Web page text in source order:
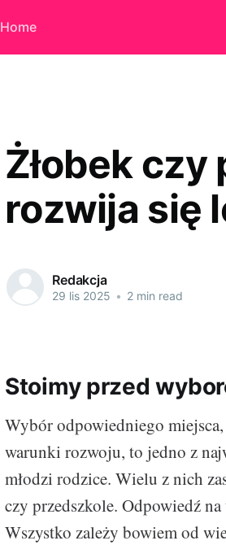
Home
Żłobek
rozwija się
Redakcja
29 lis 2025 • 2 min read
Stoimy przed
Wybór odpowiedniego
warunki rozwoju, to jedno z
młodzi rodzice. Wielu z nich
czy przedszkole. Odpowiedź
Wszystko zależy bowiem od